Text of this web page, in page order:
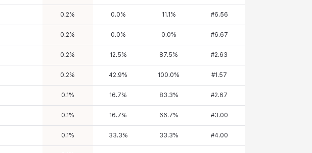
0.2% 0.0% 11.1 % #6.56
0.2% 0.0% 0.0% #6.67
0.2% 12.5% 87.5% #2.63
0.2% 42.9% 100.0% #1.57
0.1 % 16.7% 83.3% #2.67
0.1 % 16.7% 66.7% #3.00
0.1 % 33.3% 33.3% #4.00